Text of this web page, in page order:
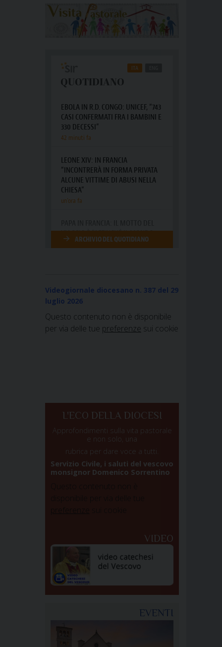
Videogiornale diocesano n. 387 del 29
luglio 2026
Questo contenuto non è disponibile
per via delle tue preferenze sui cookie
L'ECO DELLA DIOCESI
Approfondimenti sulla vita pastorale
e non solo, una
rubrica per dare voce a tutti.
Servizio Civile, i saluti del vescovo
monsignor Domenico Sorrentino
VIDEO
EVENTI